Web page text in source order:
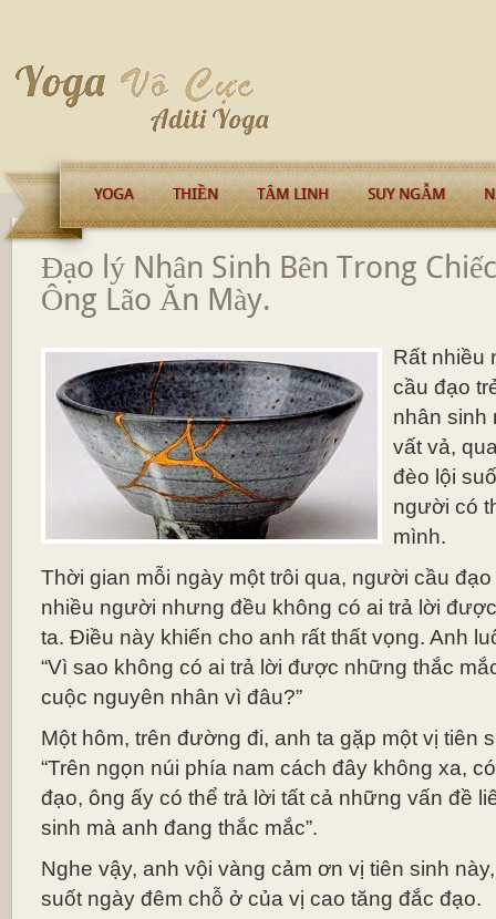
YOGA THIỀN TÂM LINH SUY NGẪM
Đạo lý Nhân Sinh Bên Trong
Ông Lão Ăn Mày.
Rất nhiều
cầu đạo
nhân sinh
vất vả,
đèo lội
người có
mình.
Thời gian mỗi ngày một trôi qua, người cầu
nhiều người nhưng đều không có ai trả lời
ta. Điều này khiến cho anh rất thất vọng. Anh
“Vì sao không có ai trả lời được những thắc
cuộc nguyên nhân vì đâu?”
Một hôm, trên đường đi, anh ta gặp một vị tiên
“Trên ngọn núi phía nam cách đây không xa,
đạo, ông ấy có thể trả lời tất cả những vấn đề
sinh mà anh đang thắc mắc”.
Nghe vậy, anh vội vàng cảm ơn vị tiên sinh
suốt ngày đêm chỗ ở của vị cao tăng đắc đạo.